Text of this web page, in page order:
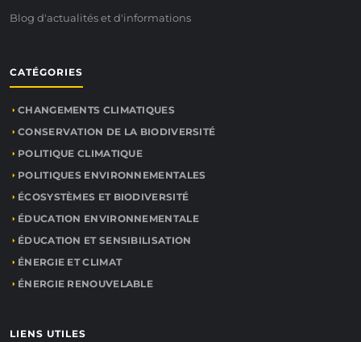
Blog d'actualités et d'informations
CATÉGORIES
CHANGEMENTS CLIMATIQUES
CONSERVATION DE LA BIODIVERSITÉ
POLITIQUE CLIMATIQUE
POLITIQUES ENVIRONNEMENTALES
ÉCOSYSTÈMES ET BIODIVERSITÉ
ÉDUCATION ENVIRONNEMENTALE
ÉDUCATION ET SENSIBILISATION
ÉNERGIE ET CLIMAT
ÉNERGIE RENOUVELABLE
LIENS UTILES